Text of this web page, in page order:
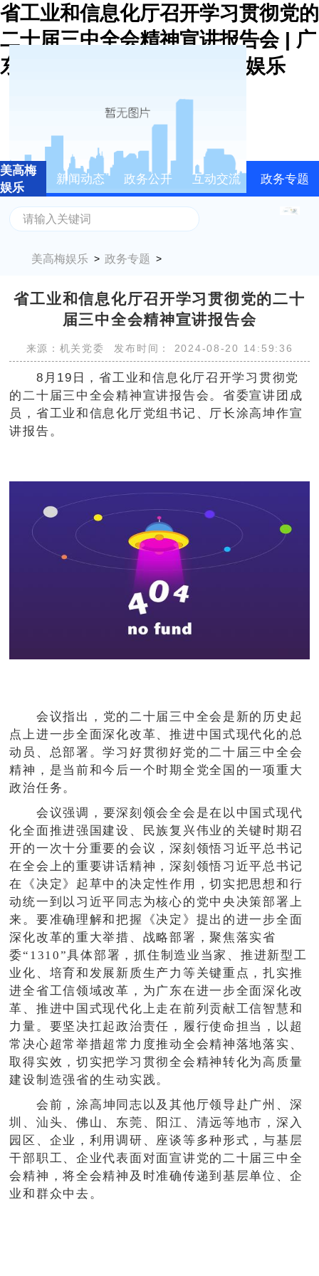
省工业和信息化厅召开学习贯彻党的
二十届三中全会精神宣讲报告会 | 广
东省工业和信息化厅-美高梅娱乐
美高梅
娱乐
新闻动态 政务公开 互动交流 政务专题
美高梅娱乐 > 政务专题 >
省工业和信息化厅召开学习贯彻党的二十
届三中全会精神宣讲报告会
来源：机关党委 发布时间： 2024-08-20 14:59:36
8月19日，省工业和信息化厅召开学习贯彻党
的二十届三中全会精神宣讲报告会。省委宣讲团成
员，省工业和信息化厅党组书记、厅长涂高坤作宣
讲报告。
会议指出，党的二十届三中全会是新的历史起
点上进一步全面深化改革、推进中国式现代化的总
动员、总部署。学习好贯彻好党的二十届三中全会
精神，是当前和今后一个时期全党全国的一项重大
政治任务。
会议强调，要深刻领会全会是在以中国式现代
化全面推进强国建设、民族复兴伟业的关键时期召
开的一次十分重要的会议，深刻领悟习近平总书记
在全会上的重要讲话精神，深刻领悟习近平总书记
在《决定》起草中的决定性作用，切实把思想和行
动统一到以习近平同志为核心的党中央决策部署上
来。要准确理解和把握《决定》提出的进一步全面
深化改革的重大举措、战略部署，聚焦落实省
委“1310”具体部署，抓住制造业当家、推进新型工
业化、培育和发展新质生产力等关键重点，扎实推
进全省工信领域改革，为广东在进一步全面深化改
革、推进中国式现代化上走在前列贡献工信智慧和
力量。要坚决扛起政治责任，履行使命担当，以超
常决心超常举措超常力度推动全会精神落地落实、
取得实效，切实把学习贯彻全会精神转化为高质量
建设制造强省的生动实践。
会前，涂高坤同志以及其他厅领导赴广州、深
圳、汕头、佛山、东莞、阳江、清远等地市，深入
园区、企业，利用调研、座谈等多种形式，与基层
干部职工、企业代表面对面宣讲党的二十届三中全
会精神，将全会精神及时准确传递到基层单位、企
业和群众中去。